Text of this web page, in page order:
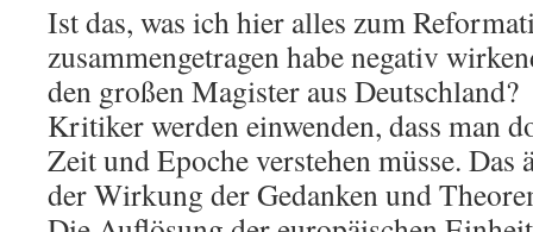
Ist das, was ich hier alles zum
zusammengetragen habe negativ
den großen Magister aus Deutschland?
Kritiker werden einwenden, dass man
Zeit und Epoche verstehen müsse. Das
der Wirkung der Gedanken und